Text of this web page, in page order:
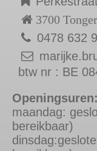
3700
0478 632
btw nr : BE
Openingsuren:
maandag:
bereikbaar)